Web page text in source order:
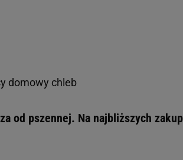
domowy chleb
od pszennej. Na najbliższych